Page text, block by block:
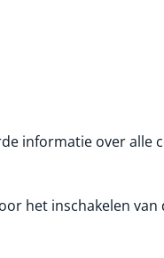
informatie over alle
het inschakelen van